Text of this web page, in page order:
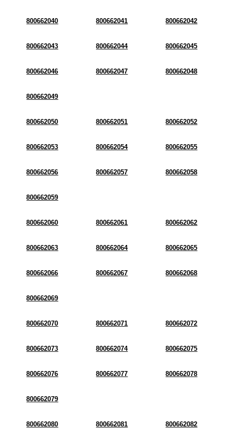
800662040 800662041 800662042
800662043 800662044 800662045
800662046 800662047 800662048
800662049
800662050 800662051 800662052
800662053 800662054 800662055
800662056 800662057 800662058
800662059
800662060 800662061 800662062
800662063 800662064 800662065
800662066 800662067 800662068
800662069
800662070 800662071 800662072
800662073 800662074 800662075
800662076 800662077 800662078
800662079
800662080 800662081 800662082